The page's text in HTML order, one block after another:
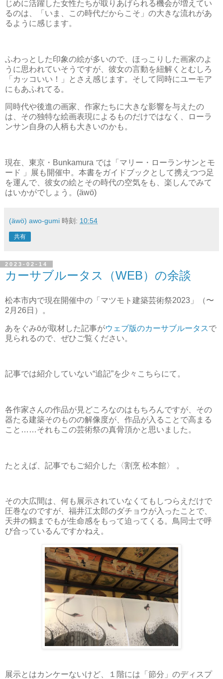
じめに活躍した女性たちが取りあげられる機会が増えてい
るのは、「いま、この時代だからこそ」の大きな流れがあ
るように感じます。
ふわっとした印象の絵が多いので、ほっこりした画家のよ
うに思われていそうですが、彼女の言動を紐解くとむしろ
「カッコいい！」とさえ感じます。そして同時にユーモア
にもあふれてる。
同時代や後進の画家、作家たちに大きな影響を与えたの
は、その独特な絵画表現によるものだけではなく、ローラ
ンサン自身の人柄も大きいのかも。
現在、東京・Bunkamura では「マリー・ローランサンとモ
ード 」展も開催中。本書をガイドブックとして携えつつ足
を運んで、彼女の絵とその時代の空気をも、楽しんでみて
はいかがでしょう。(äwö)
(äwö) awo-gumi 時刻: 10:54
共有
2023-02-14
カーサブルータス（WEB）の余談
松本市内で現在開催中の「マツモト建築芸術祭2023」（〜
2月26日）。
あをぐみöが取材した記事がウェブ版のカーサブルータスで
見られるので、ぜひご覧ください。
記事では紹介していない“追記”を少々こちらにて。
各作家さんの作品が見どころなのはもちろんですが、その
器たる建築そのものの解像度が、作品が入ることで高まる
こと……それもこの芸術祭の真骨頂かと思いました。
たとえば、記事でもご紹介した〈割烹 松本館〉 。
その大広間は、何も展示されていなくてもしつらえだけで
圧巻なのですが、福井江太郎のダチョウが入ったことで、
天井の鶴までもが生命感をもって迫ってくる。鳥同士で呼
び合っているんですかねえ。
展示とはカンケーないけど、１階には「節分」のディスプ